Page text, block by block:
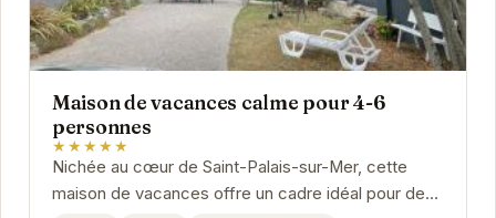
Maison de vacances calme pour 4-6
personnes
★★★★★
Nichée au cœur de Saint-Palais-sur-Mer, cette
maison de vacances offre un cadre idéal pour des